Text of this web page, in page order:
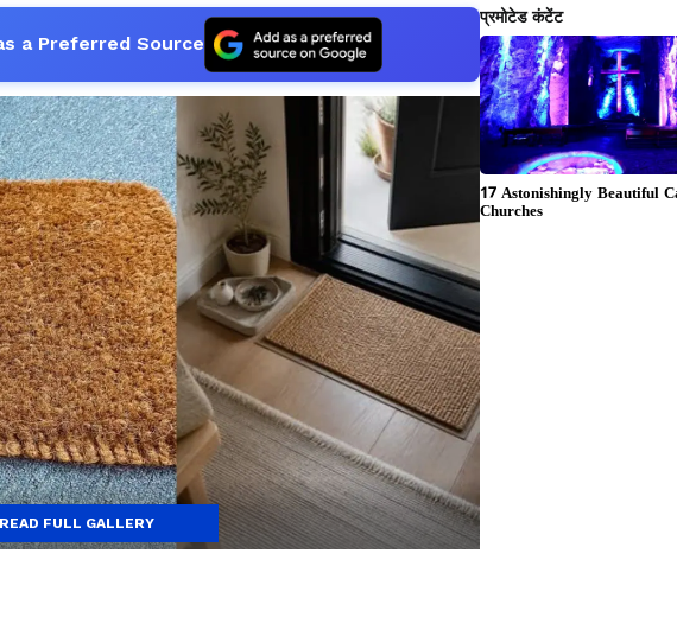
a Preferred Source
FULL GALLERY